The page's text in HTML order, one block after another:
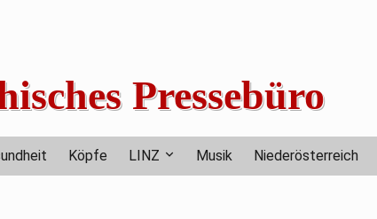
Pressebüro
Köpfe LINZ Musik Niederösterreich